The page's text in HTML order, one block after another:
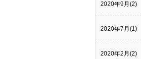
2020年9月(2)
2020年7月(1)
2020年2月(2)